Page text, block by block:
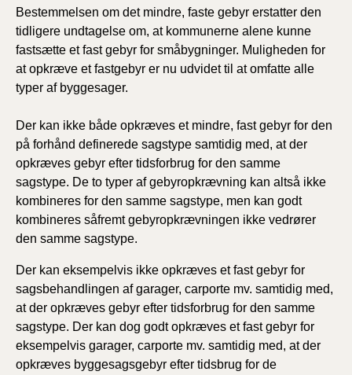
Bestemmelsen om det mindre, faste gebyr erstatter den
tidligere undtagelse om, at kommunerne alene kunne
fastsætte et fast gebyr for småbygninger. Muligheden for
at opkræve et fastgebyr er nu udvidet til at omfatte alle
typer af byggesager.
Der kan ikke både opkræves et mindre, fast gebyr for den
på forhånd definerede sagstype samtidig med, at der
opkræves gebyr efter tidsforbrug for den samme
sagstype. De to typer af gebyropkrævning kan altså ikke
kombineres for den samme sagstype, men kan godt
kombineres såfremt gebyropkrævningen ikke vedrører
den samme sagstype.
Der kan eksempelvis ikke opkræves et fast gebyr for
sagsbehandlingen af garager, carporte mv. samtidig med,
at der opkræves gebyr efter tidsforbrug for den samme
sagstype. Der kan dog godt opkræves et fast gebyr for
eksempelvis garager, carporte mv. samtidig med, at der
opkræves byggesagsgebyr efter tidsbrug for de